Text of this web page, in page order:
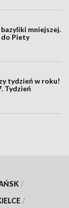
mniejszej.
do Piety
tydzień w roku!
Tydzień
/
/